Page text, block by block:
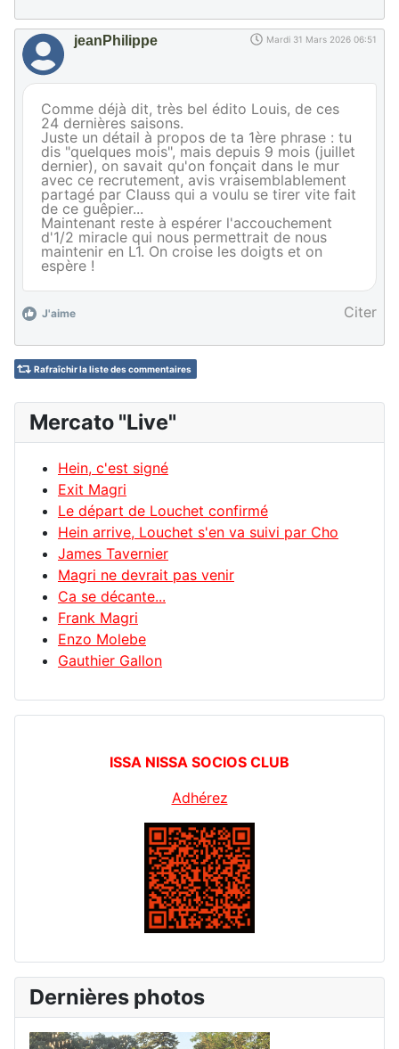
jeanPhilippe Mardi 31 Mars 2026 06:51
Comme déjà dit, très bel édito Louis, de ces
24 dernières saisons.
Juste un détail à propos de ta 1ère phrase : tu
dis "quelques mois", mais depuis 9 mois (juillet
dernier), on savait qu'on fonçait dans le mur
avec ce recrutement, avis vraisemblablement
partagé par Clauss qui a voulu se tirer vite fait
de ce guêpier...
Maintenant reste à espérer l'accouchement
d'1/2 miracle qui nous permettrait de nous
maintenir en L1. On croise les doigts et on
espère !
J'aime Citer
Rafraîchir la liste des commentaires
Mercato "Live"
Hein, c'est signé
Exit Magri
Le départ de Louchet confirmé
Hein arrive, Louchet s'en va suivi par Cho
James Tavernier
Magri ne devrait pas venir
Ca se décante...
Frank Magri
Enzo Molebe
Gauthier Gallon
ISSA NISSA SOCIOS CLUB
Adhérez
Dernières photos